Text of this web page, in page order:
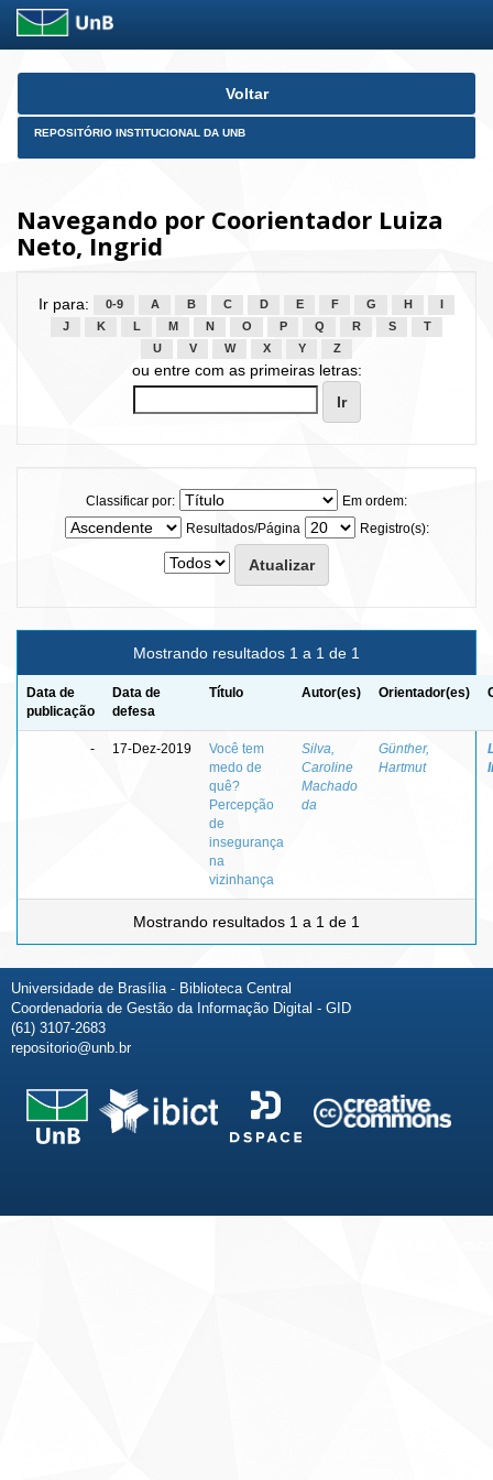
Skip
Voltar
REPOSITÓRIO INSTITUCIONAL DA UNB
Navegando por Coorientador Luiza
Neto, Ingrid
Ir para: 0-9 A B C D E F G H
J
K L M N O P Q R S
T
U
V W X Y Z
ou entre com as primeiras letras:
Classificar por:
Em ordem:
Resultados/Página
Registro(s):
Mostrando resultados 1 a 1 de 1
Data de
publicação
Data de
defesa
Título Autor(es) Orientador(es)
- 17-Dez-2019
Você tem
medo de
quê?
Percepção
de
insegurança
na
vizinhança
Silva,
Caroline
Machado
da
Günther,
Hartmut
Mostrando resultados 1 a 1 de 1
Universidade de Brasília - Biblioteca Central
Coordenadoria de Gestão da Informação Digital - GID
(61) 3107-2683
repositorio@unb.br